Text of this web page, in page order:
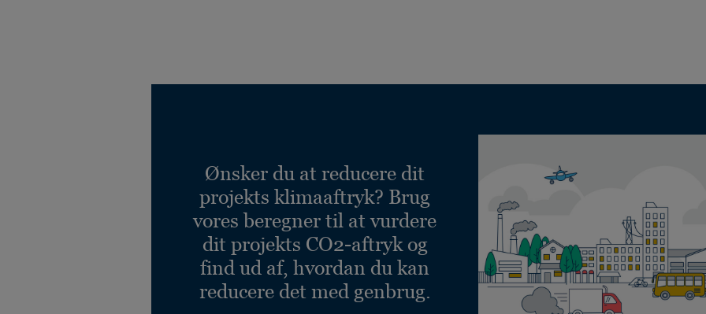
Ønsker du at reducere dit
projekts klimaaftryk? Brug
vores beregner til at vurdere
dit projekts CO2-aftryk og
find ud af, hvordan du kan
reducere det med genbrug.